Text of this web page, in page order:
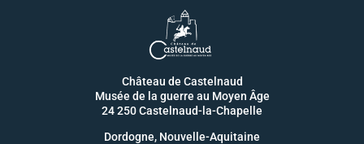
Château de Castelnaud
Musée de la guerre au Moyen Âge
24 250 Castelnaud-la-Chapelle
Dordogne, Nouvelle-Aquitaine